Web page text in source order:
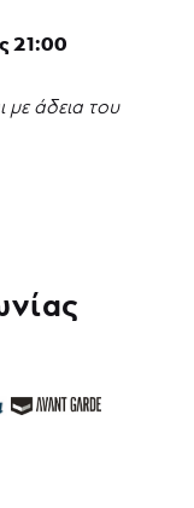
21:00
με άδεια του